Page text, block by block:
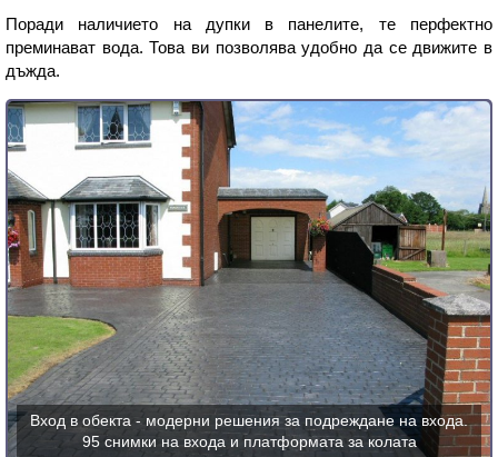
Поради наличието на дупки в панелите, те перфектно
преминават вода. Това ви позволява удобно да се движите в
дъжда.
Вход в обекта - модерни решения за подреждане на входа.
95 снимки на входа и платформата за колата